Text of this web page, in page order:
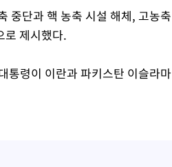
중단과 핵 농축 시설 해체, 고농축
로 제시했다.
통령이 이란과 파키스탄 이슬라마